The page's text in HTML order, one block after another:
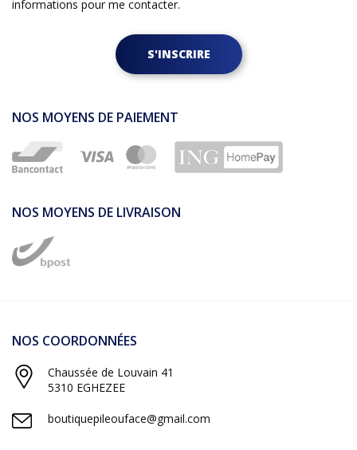
informations pour me contacter.
S'INSCRIRE
NOS MOYENS DE PAIEMENT
NOS MOYENS DE LIVRAISON
NOS COORDONNÉES
Chaussée de Louvain 41
5310 EGHEZEE
boutiquepileouface@gmail.com